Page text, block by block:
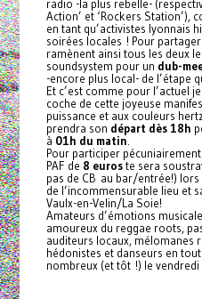
radio -la plus rebelle-
Action’ et ‘Rockers Station’),
en tant qu’activistes lyonnais
soirées locales ! Pour
ramènent ainsi tous les deux
soundsystem pour un dub-
-encore plus local- de l’étape
Et c’est comme pour l’actuel
coche de cette joyeuse
puissance et aux couleurs
prendra son départ dès 18h
à 01h du matin
Pour participer
PAF de 8 euroste sera
pas de CB au bar/entrée!)
de l’incommensurable lieu et
Vaulx-en-Velin/La Soie!
Amateurs d’émotions
amoureux du reggae roots,
auditeurs locaux, mélomanes
hédonistes et danseurs en
nombreux (et tôt !) le vendredi